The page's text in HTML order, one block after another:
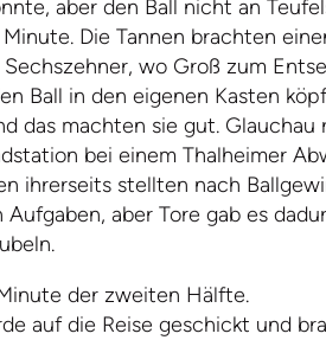
aber den Ball nicht an
Minute. Die Tannen brachten
wo Groß zum
Ball in den eigenen Kasten
das machten sie gut.
bei einem Thalheimer
ihrerseits stellten nach
aber Tore gab es
der zweiten Hälfte.
auf die Reise geschickt und